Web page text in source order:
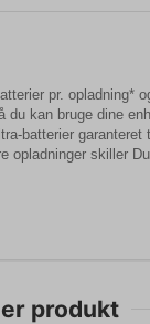
pr. opladning*
kan bruge dine
batterier
skiller
produkt